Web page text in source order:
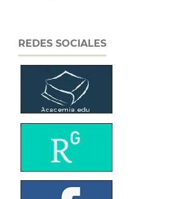
REDES SOCIALES